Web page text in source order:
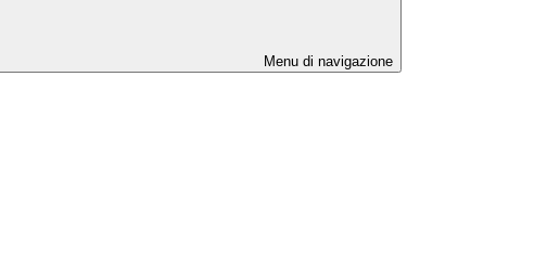
Menu di navigazione